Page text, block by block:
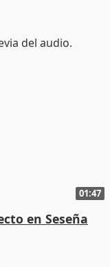
01:47
en Seseña